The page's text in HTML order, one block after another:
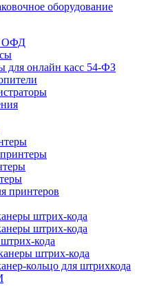
оборудование
ОФД
для онлайн касс 54-ФЗ
принтеров
штрих-кода
штрих-кода
кода
штрих-кода
кольцо для штрихкода